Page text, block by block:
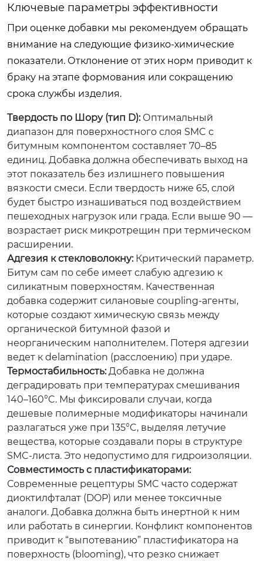
Ключевые параметры эффективности
При оценке добавки мы рекомендуем обращать
внимание на следующие физико-химические
показатели. Отклонение от этих норм приводит к
браку на этапе формования или сокращению
срока службы изделия.
Твердость по Шору (тип D):Оптимальный
диапазон для поверхностного слоя SMC с
битумным компонентом составляет 70–85
единиц. Добавка должна обеспечивать выход на
этот показатель без излишнего повышения
вязкости смеси. Если твердость ниже 65, слой
будет быстро изнашиваться под воздействием
пешеходных нагрузок или града. Если выше 90 —
возрастает риск микротрещин при термическом
расширении.
Адгезия к стекловолокну:Критический параметр.
Битум сам по себе имеет слабую адгезию к
силикатным поверхностям. Качественная
добавка содержит силановые coupling-агенты,
которые создают химическую связь между
органической битумной фазой и
неорганическим наполнителем. Потеря адгезии
ведет к delamination (расслоению) при ударе.
Термостабильность:Добавка не должна
деградировать при температурах смешивания
140–160°C. Мы фиксировали случаи, когда
дешевые полимерные модификаторы начинали
разлагаться уже при 135°C, выделяя летучие
вещества, которые создавали поры в структуре
SMC-листа. Это недопустимо для гидроизоляции.
Совместимость с пластификаторами:
Современные рецептуры SMC часто содержат
диоктилфталат (DOP) или менее токсичные
аналоги. Добавка должна быть инертной к ним
или работать в синергии. Конфликт компонентов
приводит к “выпотеванию” пластификатора на
поверхность (blooming), что резко снижает